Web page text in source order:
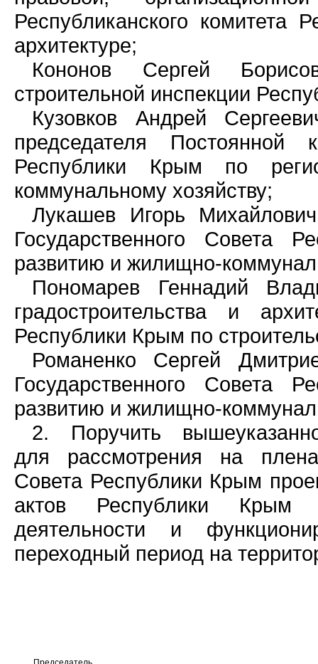
Республиканского комитета
архитектуре;
Кононов Сергей
строительной инспекции
Кузовков Андрей
председателя Постоянной
Республики Крым по
коммунальному хозяйству;
Лукашев Игорь
Государственного Совета
развитию и жилищно-
Пономарев Геннадий
градостроительства и
Республики Крым по
Романенко Сергей
Государственного Совета
развитию и жилищно-
2. Поручить
для рассмотрения на
Совета Республики Крым
актов Республики Крым
деятельности и
переходный период на